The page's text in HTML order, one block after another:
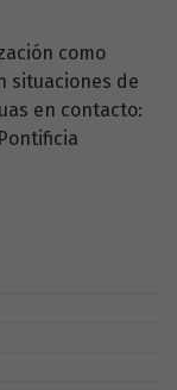
como
situaciones de
en contacto: